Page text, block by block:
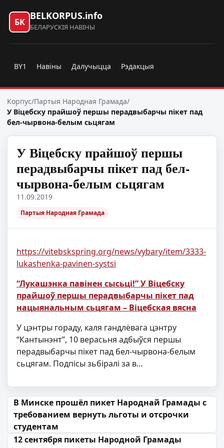
БК
BELKORPUS.info
БЕЛАРУСКІЯ НАВІНЫ
BY1 Навіны Далучыцца Рэдакцыя
Корпус/Партыя Народная Грамада/
У Віцебску прайшоў першы перадвыбарчы пікет пад
бел-чырвона-белым сьцягам
У Віцебску прайшоў першы
перадвыбарчы пікет пад бел-
чырвона-белым сьцягам
11.09.2019
Партыя Народная Грамада
https://vitebskspring.org/news/vybary/item/3333-
lukashenka-pavinen-systsi
“Лукашэнка павінен сысьці!” У Віцебску
прайшоў першы перадвыбарчы пікет пад
нацыянальным сьцягам – Віцебская вясна
У цэнтры гораду, каля гандлёвага цэнтру
“Кантынэнт”, 10 верасьня адбыўся першы
перадвыбарчы пікет пад бел-чырвона-белым
сьцягам. Подпісы зьбіралі за в…
Навігацыя па запісах
В Минске прошёл пикет Народнай Грамады с
требованием вернуть льготы и отсрочки
студентам
12 сентября пикеты Народной Грамады